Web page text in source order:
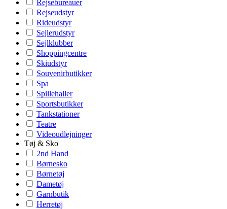
Rejsebureauer
Rejseudstyr
Rideudstyr
Sejlerudstyr
Sejlklubber
Shoppingcentre
Skiudstyr
Souvenirbutikker
Spa
Spillehaller
Sportsbutikker
Tankstationer
Teatre
Videoudlejninger
Tøj & Sko
2nd Hand
Børnesko
Børnetøj
Dametøj
Garnbutik
Herretøj